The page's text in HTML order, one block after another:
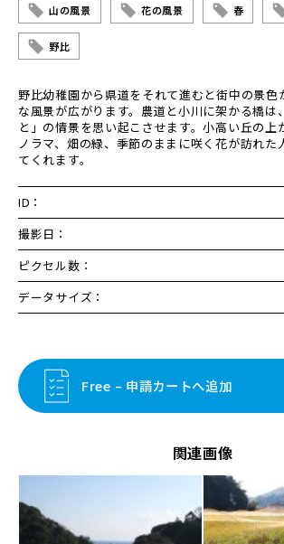
山の風景 花の風景 春
野比
野比幼稚園から県道をそれて進むと街中の景色
な風景が広がります。農道と小川に架かる橋は
と」の情景を思い起こさせます。小高い丘の上
ノラマ、畑の緑、季節のままに咲く花が訪れた
てくれます。
ID：
撮影日：
ピクセル数：
データサイズ：
Free – 申請カートへ追加
関連画像